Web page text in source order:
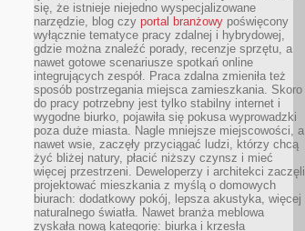
się, że istnieje niejedno wyspecjalizowane
narzędzie, blog czy portal branżowy poświęcony
wyłącznie tematyce pracy zdalnej i hybrydowej,
gdzie można znaleźć porady, recenzje sprzętu, a
nawet gotowe scenariusze spotkań online
integrujących zespół. Praca zdalna zmieniła też
sposób postrzegania miejsca zamieszkania. Skoro
do pracy potrzebny jest tylko stabilny internet i
wygodne biurko, pojawiła się pokusa wyprowadzki
poza duże miasta. Nagle mniejsze miejscowości, a
nawet wsie, zaczęły przyciągać ludzi, którzy chcą
żyć bliżej natury, płacić niższy czynsz i mieć
więcej przestrzeni. Deweloperzy i architekci zaczęli
projektować mieszkania z myślą o domowych
biurach: dodatkowy pokój, lepsza akustyka, więcej
naturalnego światła. Nawet branża meblowa
zyskała nową kategorię: biurka i krzesła